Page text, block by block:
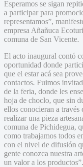
Esperamos se sigan
a participar para
representamos”,
empresa Añañuca
comuna de San Vicente.
El acto inaugural contó
oportunidad donde
que el estar acá sea
contactos. Fuimos
de la feria, donde les
hoja de choclo, que sin
ellos conocieran a
realizar una pieza
comuna de Pichidegua,
como trabajamos todos
con el nivel de difusión
gente conozca nuestra
un valor a los productos”.